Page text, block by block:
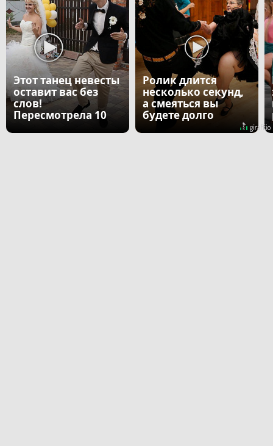
Этот танец невесты
оставит вас без
слов!
Пересмотрела 10
Ролик длится
несколько секунд,
а смеяться вы
будете долго